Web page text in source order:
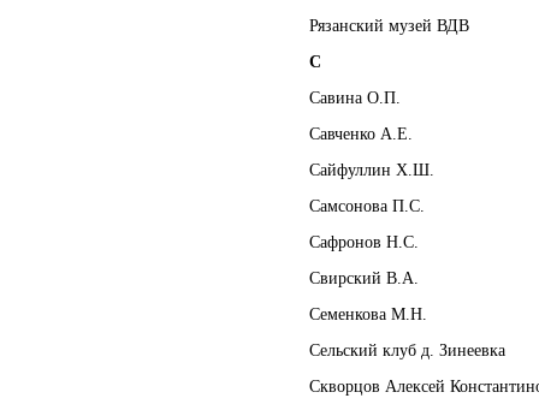
Рязанский музей ВДВ
С
Савина О.П.
Савченко А.Е.
Сайфуллин Х.Ш.
Самсонова П.С.
Сафронов Н.С.
Свирский В.А.
Семенкова М.Н.
Сельский клуб д. Зинеевка
Скворцов Алексей